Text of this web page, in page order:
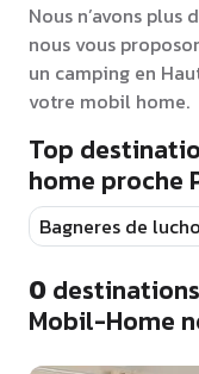
Nous n’avons
nous vous
un camping en
votre mobil home.
Top
home proche
Bagneres de
0
Mobil-Home